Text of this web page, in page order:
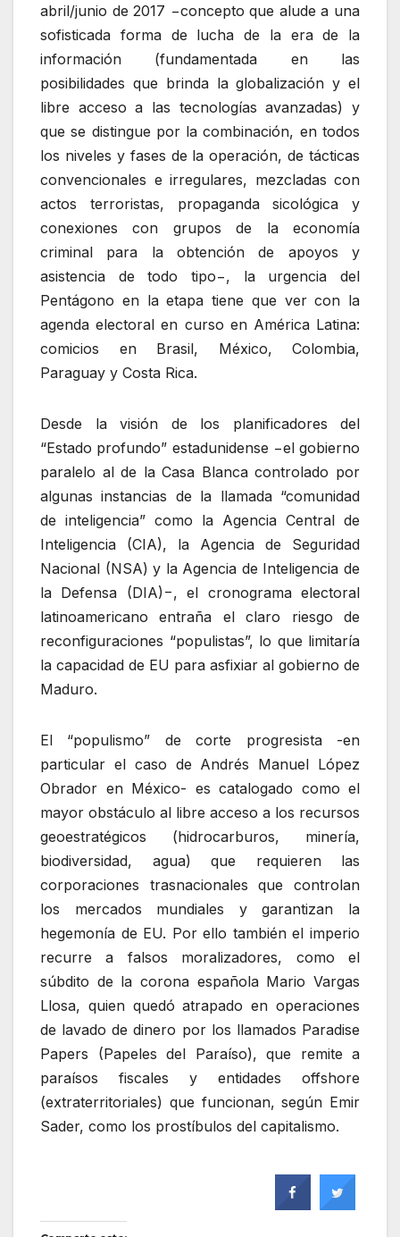
abril/junio de 2017 −concepto que alude a una
sofisticada forma de lucha de la era de la
información (fundamentada en las
posibilidades que brinda la globalización y el
libre acceso a las tecnologías avanzadas) y
que se distingue por la combinación, en todos
los niveles y fases de la operación, de tácticas
convencionales e irregulares, mezcladas con
actos terroristas, propaganda sicológica y
conexiones con grupos de la economía
criminal para la obtención de apoyos y
asistencia de todo tipo−, la urgencia del
Pentágono en la etapa tiene que ver con la
agenda electoral en curso en América Latina:
comicios en Brasil, México, Colombia,
Paraguay y Costa Rica.
Desde la visión de los planificadores del
“Estado profundo” estadunidense −el gobierno
paralelo al de la Casa Blanca controlado por
algunas instancias de la llamada “comunidad
de inteligencia” como la Agencia Central de
Inteligencia (CIA), la Agencia de Seguridad
Nacional (NSA) y la Agencia de Inteligencia de
la Defensa (DIA)−, el cronograma electoral
latinoamericano entraña el claro riesgo de
reconfiguraciones “populistas”, lo que limitaría
la capacidad de EU para asfixiar al gobierno de
Maduro.
El “populismo” de corte progresista -en
particular el caso de Andrés Manuel López
Obrador en México- es catalogado como el
mayor obstáculo al libre acceso a los recursos
geoestratégicos (hidrocarburos, minería,
biodiversidad, agua) que requieren las
corporaciones trasnacionales que controlan
los mercados mundiales y garantizan la
hegemonía de EU. Por ello también el imperio
recurre a falsos moralizadores, como el
súbdito de la corona española Mario Vargas
Llosa, quien quedó atrapado en operaciones
de lavado de dinero por los llamados Paradise
Papers (Papeles del Paraíso), que remite a
paraísos fiscales y entidades offshore
(extraterritoriales) que funcionan, según Emir
Sader, como los prostíbulos del capitalismo.